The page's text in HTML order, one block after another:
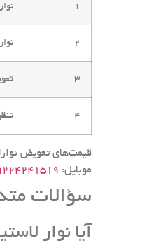
1
2
3
4
موبایل:
سؤالات
آیا نوار